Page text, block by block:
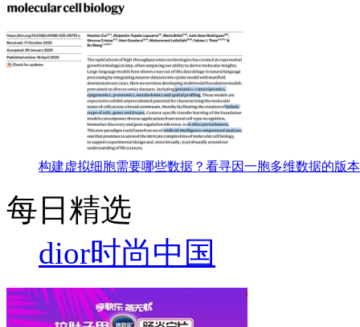
构建虚拟细胞需要哪些数据？看寻因一胞多维数据的版
每日精选
dior时尚中国